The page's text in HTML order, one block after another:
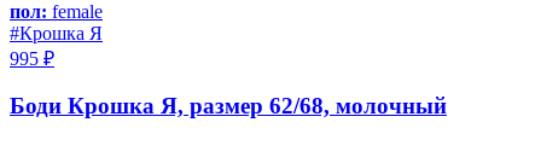
пол: female
#Крошка Я
995 ₽
Боди Крошка Я, размер 62/68, молочный